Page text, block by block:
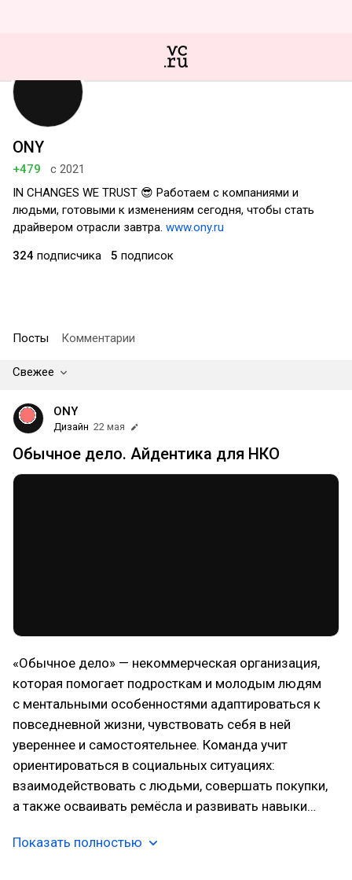
ONY
+479
с 2021
IN CHANGES WE TRUST 😎 Работаем с компаниями и
людьми, готовыми к изменениям сегодня, чтобы стать
драйвером отрасли завтра. www.ony.ru
324 подписчика 5 подписок
Посты Комментарии
Свежее
ONY
Дизайн 22 мая
Обычное дело. Айдентика для НКО
«Обычное дело» — некоммерческая организация,
которая помогает подросткам и молодым людям
с ментальными особенностями адаптироваться к
повседневной жизни, чувствовать себя в ней
увереннее и самостоятельнее. Команда учит
ориентироваться в социальных ситуациях:
взаимодействовать с людьми, совершать покупки,
а также осваивать ремёсла и развивать навыки…
Показать полностью